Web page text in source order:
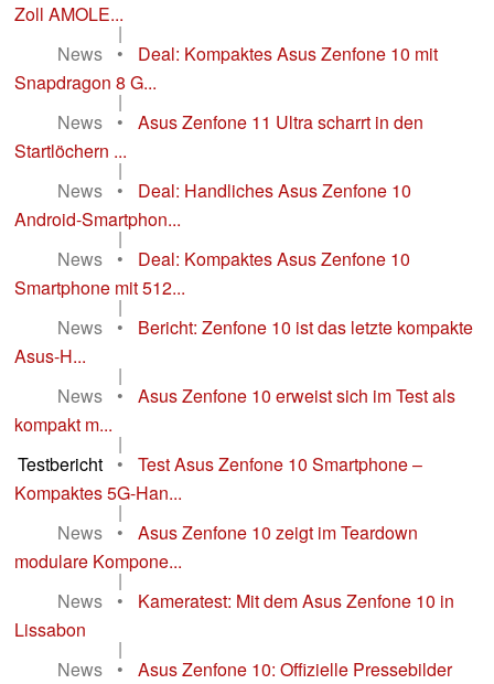
Zoll AMOLE...
|
News
•
Deal: Kompaktes Asus Zenfone 10 mit
Snapdragon 8 G...
|
News
•
Asus Zenfone 11 Ultra scharrt in den
Startlöchern ...
|
News
•
Deal: Handliches Asus Zenfone 10
Android-Smartphon...
|
News
•
Deal: Kompaktes Asus Zenfone 10
Smartphone mit 512...
|
News
•
Bericht: Zenfone 10 ist das letzte kompakte
Asus-H...
|
News
•
Asus Zenfone 10 erweist sich im Test als
kompakt m...
|
Testbericht
•
Test Asus Zenfone 10 Smartphone –
Kompaktes 5G-Han...
|
News
•
Asus Zenfone 10 zeigt im Teardown
modulare Kompone...
|
News
•
Kameratest: Mit dem Asus Zenfone 10 in
Lissabon
|
News
•
Asus Zenfone 10: Offizielle Pressebilder